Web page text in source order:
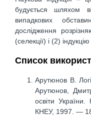
будується шляхом
випадкових
дослідження
(селекції) і (2)
Список
Арутюнов В.
Арутюнов,
освіти
КНЕУ, 1997. —